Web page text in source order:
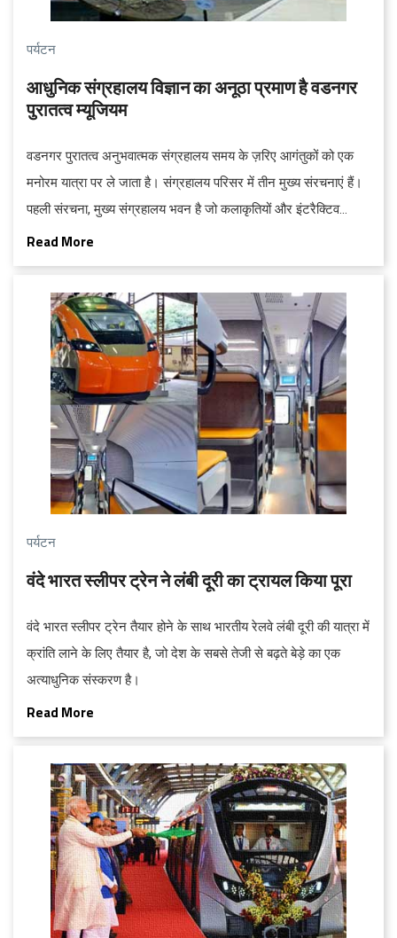
पर्यटन
आधुनिक संग्रहालय विज्ञान का अनूठा प्रमाण है वडनगर
पुरातत्व म्यूजियम
वडनगर पुरातत्व अनुभवात्मक संग्रहालय समय के ज़रिए आगंतुकों को एक
मनोरम यात्रा पर ले जाता है। संग्रहालय परिसर में तीन मुख्य संरचनाएं हैं।
पहली संरचना, मुख्य संग्रहालय भवन है जो कलाकृतियों और इंटरैक्टिव
प्रदर्शनियों का एक व्यापक संग्रह है। दूसरी संरचना एक 50 मीटर का
संयोजक पुल है जो संग्रहालय की इमारत को उत्खनन स्थल से जोड़ता है
और तीसरी संरचना उत्खनन स्थल पर एक स्थायी निर्माण है जो आगंतुकों को
पुरातात्विक अवशेषों का एक सुरक्षित और जानकारियों से भरपूर नज़ारा देने
वाला स्थान है...
Read More
पर्यटन
वंदे भारत स्लीपर ट्रेन ने लंबी दूरी का ट्रायल किया पूरा
वंदे भारत स्लीपर ट्रेन तैयार होने के साथ भारतीय रेलवे लंबी दूरी की यात्रा में
क्रांति लाने के लिए तैयार है, जो देश के सबसे तेजी से बढ़ते बेड़े का एक
अत्याधुनिक संस्करण है।
Read More